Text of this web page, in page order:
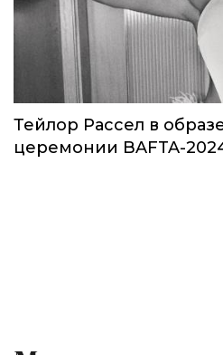
Тейлор Рассел в
церемонии BAFTA-